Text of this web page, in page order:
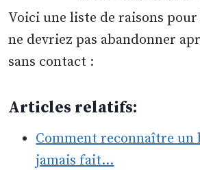
Voici une liste de raisons pour
ne devriez pas abandonner
sans contact :
Articles relatifs:
Comment reconnaître un
jamais fait…